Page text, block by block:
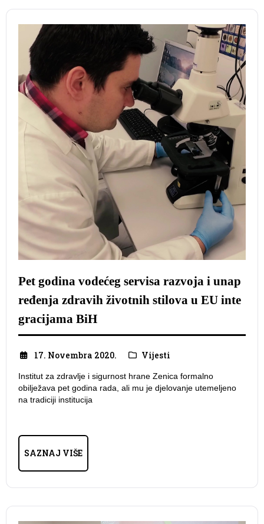
Pet godina vodećeg servisa razvoja i unap
ređenja zdravih životnih stilova u EU inte
gracijama BiH
17. Novembra 2020. Vijesti
Institut za zdravlje i sigurnost hrane Zenica formalno
obilježava pet godina rada, ali mu je djelovanje utemeljeno
na tradiciji institucija
SAZNAJ VIŠE